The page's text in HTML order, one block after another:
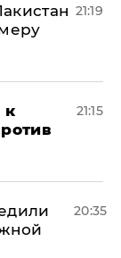
21:19
к
21:15
20:35